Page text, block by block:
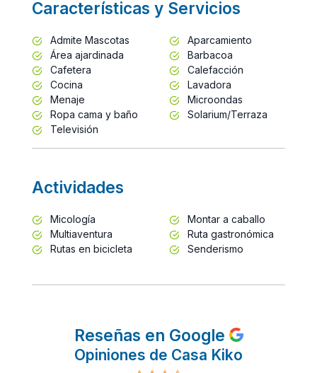
Características y Servicios
Admite Mascotas
Aparcamiento
Área ajardinada
Barbacoa
Cafetera
Calefacción
Cocina
Lavadora
Menaje
Microondas
Ropa cama y baño
Solarium/Terraza
Televisión
Actividades
Micología
Montar a caballo
Multiaventura
Ruta gastronómica
Rutas en bicicleta
Senderismo
Reseñas en Google
Opiniones de Casa Kiko